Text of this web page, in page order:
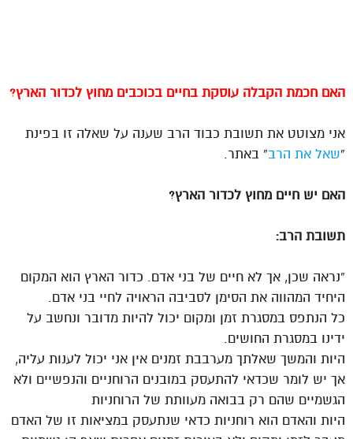
האם חכמת הקבלה עוסקת בחיים בכוכבים מחוץ לכדור הארץ?
אני מצוטט את תשובת כבוד הרב שענה על שאלה זו בפינת
“שאל את הרב” באתר.
האם יש חיים מחוץ לכדור הארץ?
תשובת הרב:
“נראה שכן, אך לא חיים של בני אדם. כדור הארץ הוא המקום
היחיד המהווה את הסימן לסביבה הראויה לחיי בני אדם.
כל הנתפס במסגרת זמן ומקום יכול להיות מדובר ונחשב על
ידינו במסגרת החושים.
היות והמשך שאלתך מערבבת זמנים אין אני יכול לענות עליה,
אך יש לומר שכדאי להתעסק במובנים הרוחניים והנפשיים ולא
הגשמיים שהם רק בבואה מעוותת של הרוחניות
היות והאדם הוא רוחניות כדאי שנתעסק במציאות זו של האדם